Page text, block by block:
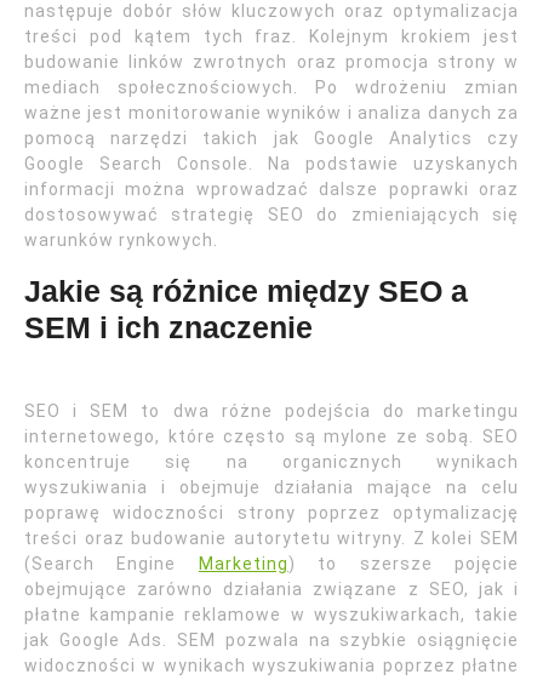
następuje dobór słów kluczowych oraz optymalizacja
treści pod kątem tych fraz. Kolejnym krokiem jest
budowanie linków zwrotnych oraz promocja strony w
mediach społecznościowych. Po wdrożeniu zmian
ważne jest monitorowanie wyników i analiza danych za
pomocą narzędzi takich jak Google Analytics czy
Google Search Console. Na podstawie uzyskanych
informacji można wprowadzać dalsze poprawki oraz
dostosowywać strategię SEO do zmieniających się
warunków rynkowych.
Jakie są różnice między SEO a
SEM i ich znaczenie
SEO i SEM to dwa różne podejścia do marketingu
internetowego, które często są mylone ze sobą. SEO
koncentruje się na organicznych wynikach
wyszukiwania i obejmuje działania mające na celu
poprawę widoczności strony poprzez optymalizację
treści oraz budowanie autorytetu witryny. Z kolei SEM
(Search Engine
Marketing) to szersze pojęcie
obejmujące zarówno działania związane z SEO, jak i
płatne kampanie reklamowe w wyszukiwarkach, takie
jak Google Ads. SEM pozwala na szybkie osiągnięcie
widoczności w wynikach wyszukiwania poprzez płatne